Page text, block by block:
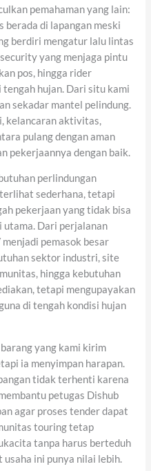
pemahaman yang lain:
berada di lapangan meski
berdiri mengatur lalu lintas
yang menjaga pintu
pos, hingga rider
hujan. Dari situ kami
sekadar mantel pelindung.
kelancaran aktivitas,
pulang dengan aman
pekerjaannya dengan baik.
perlindungan
sederhana, tetapi
pekerjaan yang tidak bisa
utama. Dari perjalanan
pemasok besar
sektor industri, site
hingga kebutuhan
tetapi mengupayakan
di tengah kondisi hujan
yang kami kirim
ia menyimpan harapan.
tidak terhenti karena
petugas Dishub
agar proses tender dapat
touring tetap
tanpa harus berteduh
usaha ini punya nilai lebih.